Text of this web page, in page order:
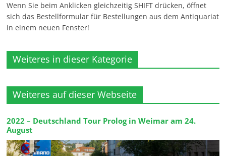
Wenn Sie beim Anklicken gleichzeitig SHIFT drücken, öffnet
sich das Bestellformular für Bestellungen aus dem Antiquariat
in einem neuen Fenster!
Weiteres in dieser Kategorie
Weiteres auf dieser Webseite
2022 – Deutschland Tour Prolog in Weimar am 24.
August